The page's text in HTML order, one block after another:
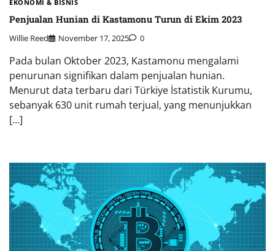
EKONOMI & BISNIS
Penjualan Hunian di Kastamonu Turun di Ekim 2023
Willie Reed November 17, 2025 0
Pada bulan Oktober 2023, Kastamonu mengalami
penurunan signifikan dalam penjualan hunian.
Menurut data terbaru dari Türkiye İstatistik Kurumu,
sebanyak 630 unit rumah terjual, yang menunjukkan
[…]